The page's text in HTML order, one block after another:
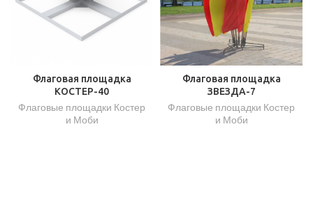
Флаговая площадка
КОСТЕР-40
Флаговые площадки Костер
и Моби
Флаговая площадка
ЗВЕЗДА-7
Флаговые площадки Костер
и Моби